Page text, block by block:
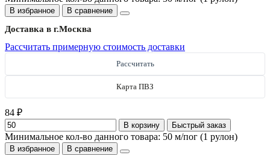
В избранное В сравнение
Доставка в г.Москва
Рассчитать примерную стоимость доставки
Рассчитать
Карта ПВЗ
84 ₽
В корзину Быстрый заказ
Минимальное кол-во данного товара: 50 м/пог (1 рулон)
В избранное В сравнение